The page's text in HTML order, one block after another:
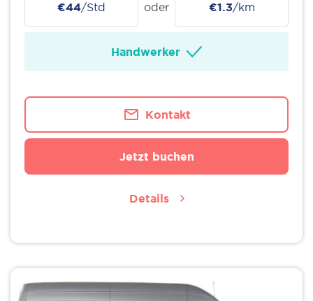
€44/Std oder €1.3/km
Handwerker
Kontakt
Jetzt buchen
Details